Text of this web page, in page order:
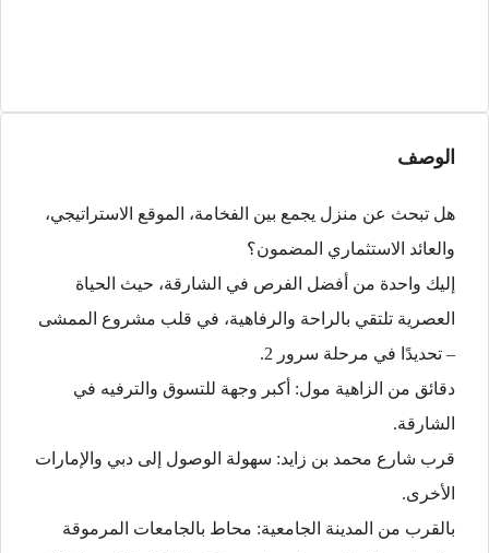
الوصف
هل تبحث عن منزل يجمع بين الفخامة، الموقع الاستراتيجي،
والعائد الاستثماري المضمون؟
إليك واحدة من أفضل الفرص في الشارقة، حيث الحياة
العصرية تلتقي بالراحة والرفاهية، في قلب مشروع الممشى
– تحديدًا في مرحلة سرور 2.
دقائق من الزاهية مول: أكبر وجهة للتسوق والترفيه في
الشارقة.
قرب شارع محمد بن زايد: سهولة الوصول إلى دبي والإمارات
الأخرى.
بالقرب من المدينة الجامعية: محاط بالجامعات المرموقة